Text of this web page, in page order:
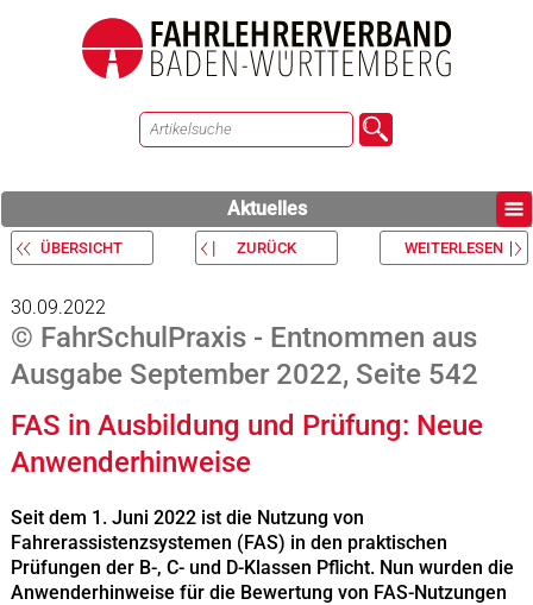
Aktuelles
ÜBERSICHT ZURÜCK WEITERLESEN
30.09.2022
© FahrSchulPraxis - Entnommen aus
Ausgabe September 2022, Seite 542
FAS in Ausbildung und Prüfung: Neue
Anwenderhinweise
Seit dem 1. Juni 2022 ist die Nutzung von
Fahrerassistenzsystemen (FAS) in den praktischen
Prüfungen der B-, C- und D-Klassen Pflicht. Nun wurden die
Anwenderhinweise für die Bewertung von FAS-Nutzungen